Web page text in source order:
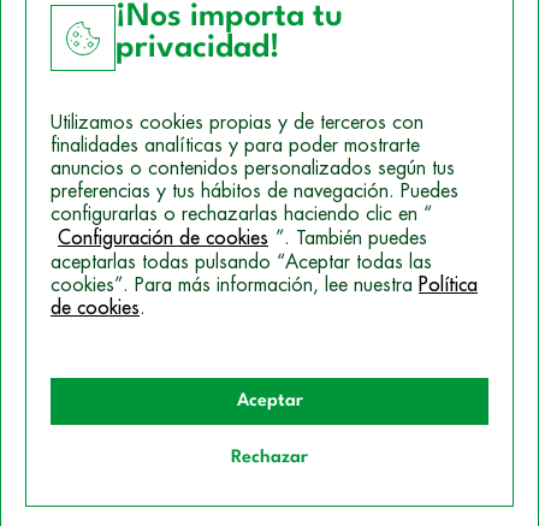
Política de Cookies
Mapa del sitio
Politica de Privacidad
© 2026 Campus Training
¡Nos importa tu
privacidad!
Utilizamos cookies propias y de terceros con
finalidades analíticas y para poder mostrarte
anuncios o contenidos personalizados según tus
preferencias y tus hábitos de navegación. Puedes
configurarlas o rechazarlas haciendo clic en “
Configuración de cookies ”. También puedes
aceptarlas todas pulsando “Aceptar todas las
cookies”. Para más información, lee nuestra Política
de cookies.
Aceptar
Rechazar